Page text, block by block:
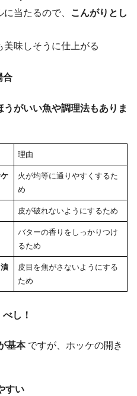
当たるので、
こんがりとし
味しそうに仕上がる
合
がいい魚や調理法もありま
理由
火が均等に通りやすくするた
め
皮が破れないようにするため
バターの香りをしっかりつけ
るため
皮目を焦がさないようにする
ため
し！
基本ですが、ホッケの開き
すい